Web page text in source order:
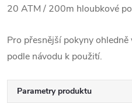
20 ATM / 200m hloubkové
Pro přesnější pokyny
podle návodu k použití.
Parametry produktu